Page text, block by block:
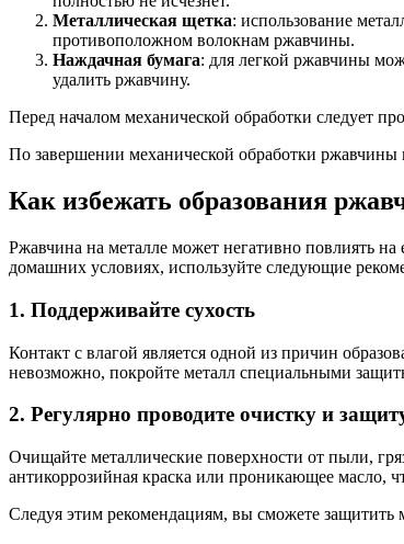
Металлическая щетка: использование
противоположном волокнам ржавчины.
Наждачная бумага: для легкой ржавчины
удалить ржавчину.
Перед началом механической обработки следует
По завершении механической обработки
Как избежать образования
Ржавчина на металле может негативно повлиять
домашних условиях, используйте следующие
1. Поддерживайте сухость
Контакт с влагой является одной из причин
невозможно, покройте металл специальными
2. Регулярно проводите очистку и
Очищайте металлические поверхности от пыли,
антикоррозийная краска или проникающее масло,
Следуя этим рекомендациям, вы сможете